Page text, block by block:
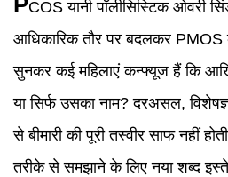
COS यानी पॉलीसिस्टिक ओवरी
आधिकारिक तौर पर बदलकर PMOS
सुनकर कई महिलाएं कन्फ्यूज हैं कि
या सिर्फ उसका नाम? दरअसल,
से बीमारी की पूरी तस्वीर साफ नहीं
तरीके से समझाने के लिए नया शब्द